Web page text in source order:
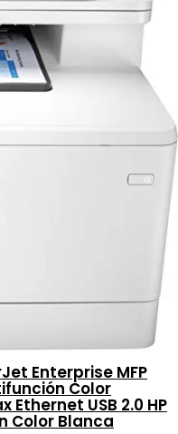
Enterprise MFP
Color
Ethernet USB 2.0 HP
Color Blanca